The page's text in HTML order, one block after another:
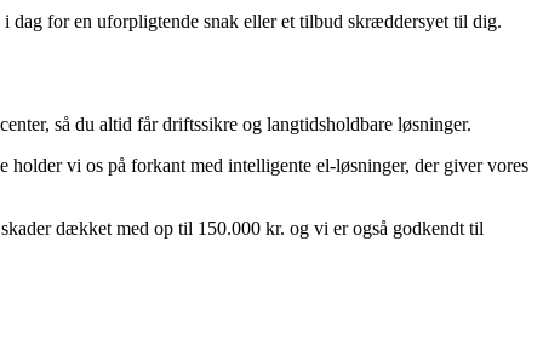
dag for en uforpligtende snak eller et tilbud skræddersyet til dig.
så du altid får driftssikre og langtidsholdbare løsninger.
holder vi os på forkant med intelligente el-løsninger, der giver vores
dækket med op til 150.000 kr. og vi er også godkendt til